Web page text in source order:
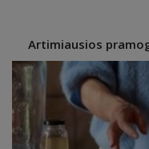
Artimiausios